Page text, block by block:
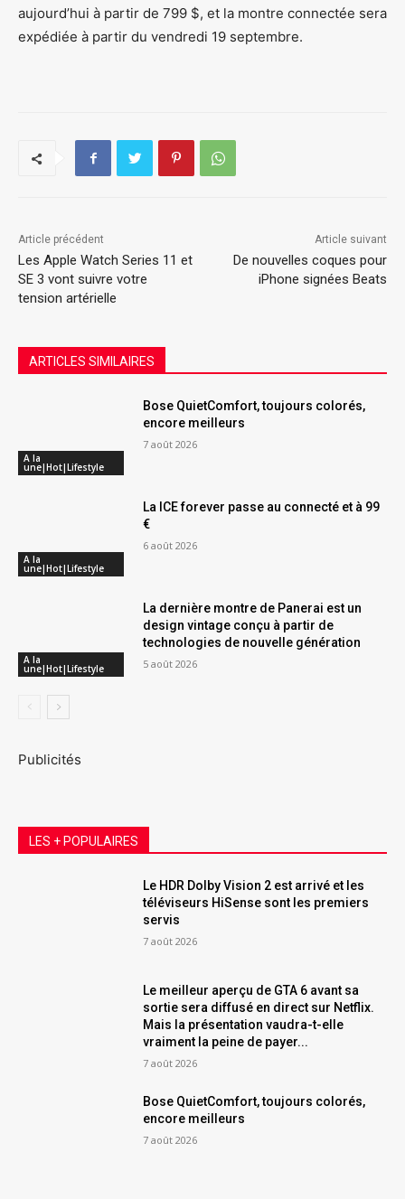
aujourd’hui à partir de 799 $, et la montre connectée sera
expédiée à partir du vendredi 19 septembre.
Article précédent
Les Apple Watch Series 11 et
SE 3 vont suivre votre
tension artérielle
Article suivant
De nouvelles coques pour
iPhone signées Beats
ARTICLES SIMILAIRES
A la
une|Hot|Lifestyle
Bose QuietComfort, toujours colorés,
encore meilleurs
7 août 2026
A la
une|Hot|Lifestyle
La ICE forever passe au connecté et à 99
€
6 août 2026
A la
une|Hot|Lifestyle
La dernière montre de Panerai est un
design vintage conçu à partir de
technologies de nouvelle génération
5 août 2026
Publicités
LES + POPULAIRES
Le HDR Dolby Vision 2 est arrivé et les
téléviseurs HiSense sont les premiers
servis
7 août 2026
Le meilleur aperçu de GTA 6 avant sa
sortie sera diffusé en direct sur Netflix.
Mais la présentation vaudra-t-elle
vraiment la peine de payer...
7 août 2026
Bose QuietComfort, toujours colorés,
encore meilleurs
7 août 2026